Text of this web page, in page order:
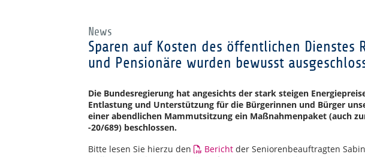
News
Sparen auf Kosten des öffentlichen Dienstes
und Pensionäre wurden bewusst
Die Bundesregierung hat angesichts der stark steigen
Entlastung und Unterstützung für die Bürgerinnen und Bürger
einer abendlichen Mammutsitzung ein Maßnahmenpaket (auch
-20/689) beschlossen.
Bitte lesen Sie hierzu den
Bericht der Seniorenbeauftragten